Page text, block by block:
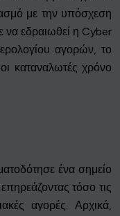
με την υπόσχεση
να εδραιωθεί η Cyber
αγορών, το
καταναλωτές χρόνο
ένα σημείο
τόσο τις
αγορές. Αρχικά,